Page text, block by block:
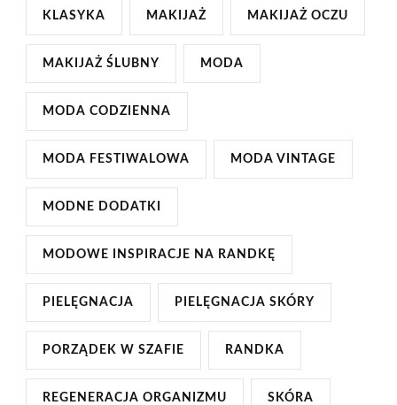
KLASYKA MAKIJAŻ MAKIJAŻ OCZU
MAKIJAŻ ŚLUBNY MODA
MODA CODZIENNA
MODA FESTIWALOWA MODA VINTAGE
MODNE DODATKI
MODOWE INSPIRACJE NA RANDKĘ
PIELĘGNACJA PIELĘGNACJA SKÓRY
PORZĄDEK W SZAFIE RANDKA
REGENERACJA ORGANIZMU SKÓRA